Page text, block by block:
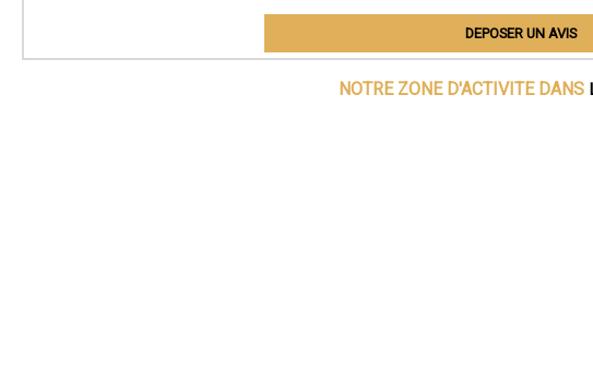
DEPOSER UN AVIS
NOTRE ZONE D'ACTIVITE DANS